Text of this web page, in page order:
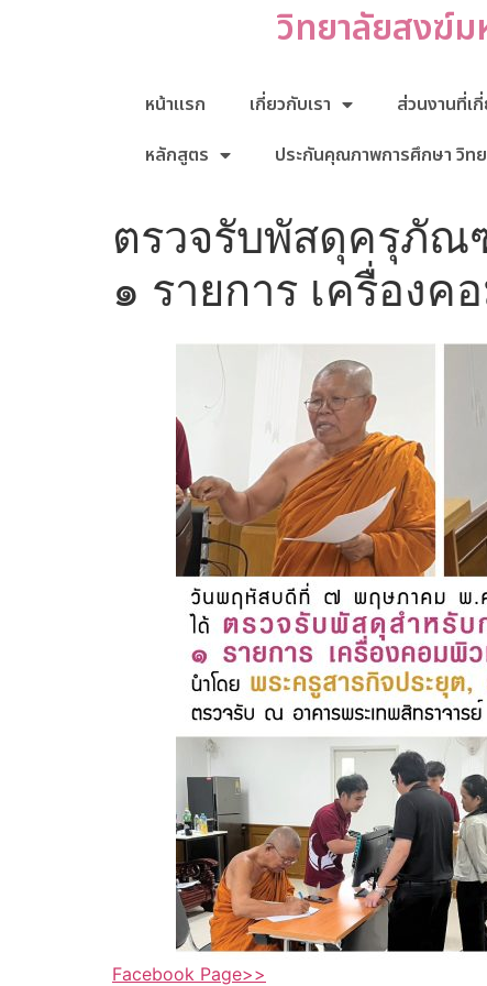
วิทยาลัยสงฆ์ม
หน้าแรก เกี่ยวกับเรา ส่วนงานที่เ
หลักสูตร
ประกันคุณภาพการศึกษา วิท
ตรวจรับพัสดุครุภัณ
๑ รายการ เครื่องค
Facebook Page>>